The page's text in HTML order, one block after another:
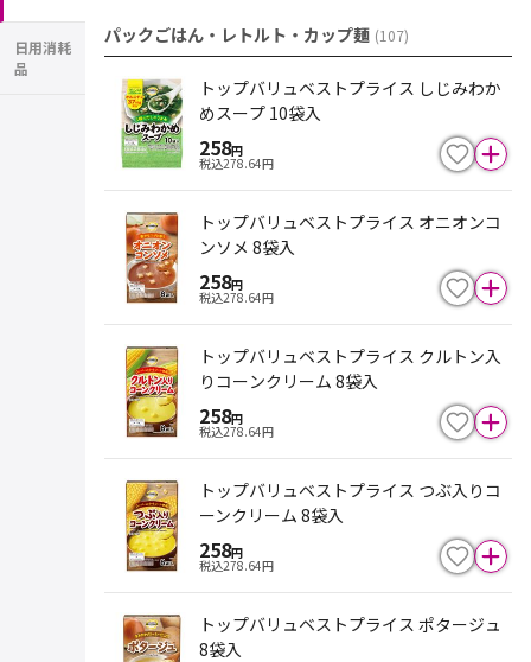
日用消耗
品
パックごはん・レトルト・カップ麺 (107)
トップバリュベストプライス しじみわか
めスープ 10袋入
258円
税込278.64円
トップバリュベストプライス オニオンコ
ンソメ 8袋入
258円
税込278.64円
トップバリュベストプライス クルトン入
りコーンクリーム 8袋入
258円
税込278.64円
トップバリュベストプライス つぶ入りコ
ーンクリーム 8袋入
258円
税込278.64円
トップバリュベストプライス ポタージュ
8袋入